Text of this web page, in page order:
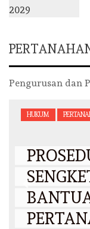
Pengurusan dan
HUKUM